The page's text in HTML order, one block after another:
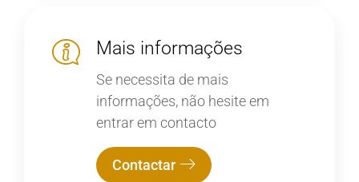
Mais informações
Se necessita de mais
informações, não hesite em
entrar em contacto
Contactar